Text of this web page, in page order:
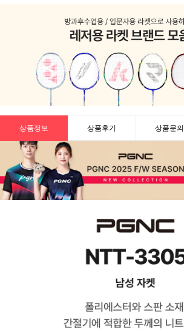
상품정보 상품후기 상품문의